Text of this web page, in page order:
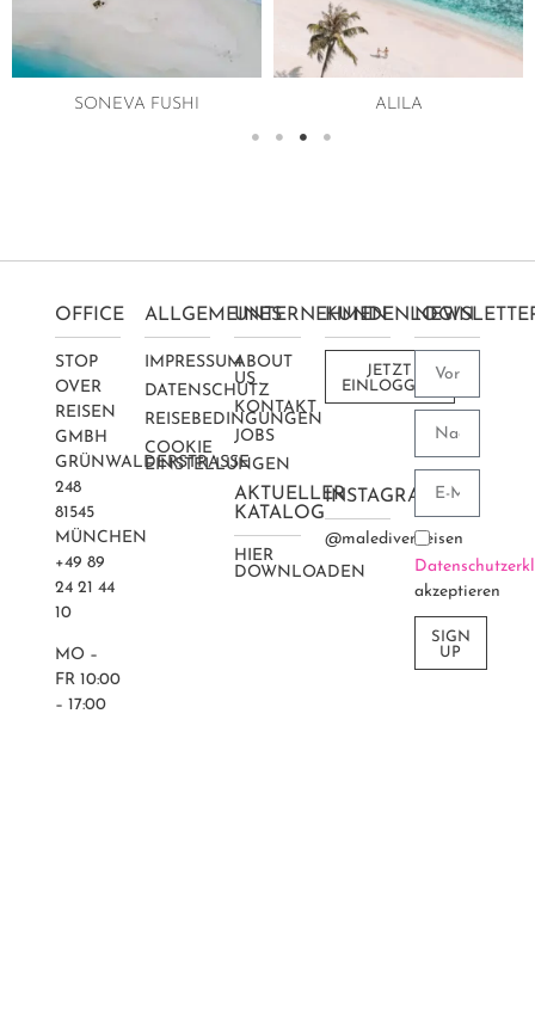
SONEVA FUSHI ALILA
OFFICE
STOP
OVER
REISEN
GMBH
GRÜNWALDERSTRASSE 2
48
81545
MÜNCHEN
+49 89
24 21 44
10
MO –
FR 10:00
– 17:00
ALLGEMEINES
IMPRESSUM
DATENSCHUTZ
REISEBEDINGUNGEN
COOKIE
EINSTELLUNGEN
UNTERNEHMEN
ABOUT
US
KONTAKT
JOBS
AKTUELLER
KATALOG
HIER
DOWNLOADEN
KUNDENLOGIN
JETZT
EINLOGGEN
INSTAGRAM
@maledivenreisen
akzeptieren
SIGN
UP